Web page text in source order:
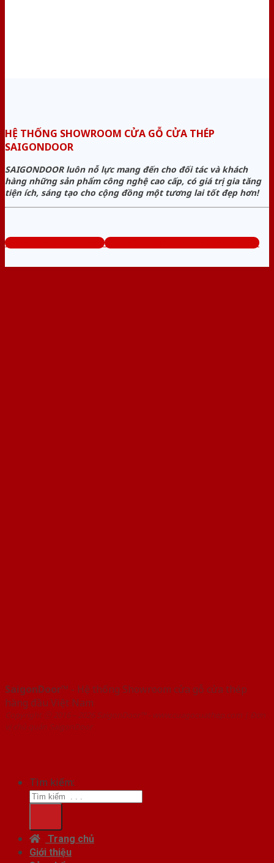
HỆ THỐNG SHOWROOM CỬA GỖ CỬA THÉP
SAIGONDOOR
SAIGONDOOR luôn nỗ lực mang đến cho đối tác và khách
hàng những sản phẩm công nghệ cao cấp, có giá trị gia tăng
tiện ích, sáng tạo cho cộng đồng một tương lai tốt đẹp hơn!
www.cuagocuathep.com Tổng đài tư vấn miễn phí: 0824.400.400
SaigonDoor™ - Hệ thống Showroom cửa gỗ cửa thép
hàng đầu Việt Nam
Copyright ⓒ 2016 – 2026 SaigonDoor™ - www.cuagocuathep.com | Đơn
vị chủ quản SaigonDoor
Tìm kiếm:
Trang chủ
Giới thiệu